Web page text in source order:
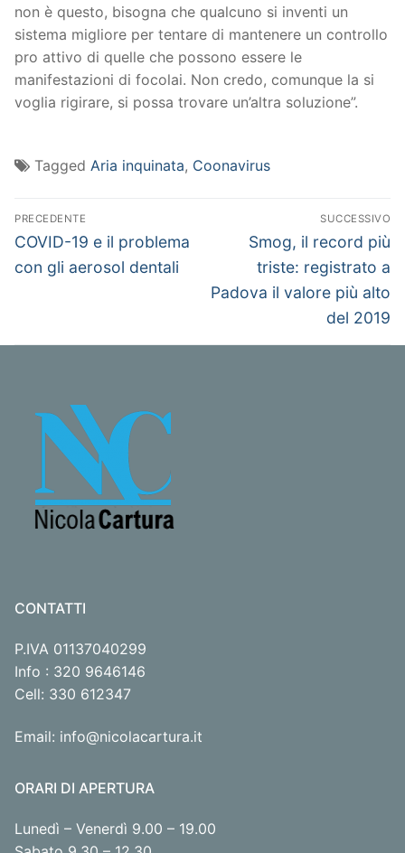
non è questo, bisogna che qualcuno si inventi un
sistema migliore per tentare di mantenere un controllo
pro attivo di quelle che possono essere le
manifestazioni di focolai. Non credo, comunque la si
voglia rigirare, si possa trovare un’altra soluzione”.
Tagged Aria inquinata, Coonavirus
Navigazione
articoli
PRECEDENTE
Articolo
precedente:
COVID-19 e il problema
con gli aerosol dentali
SUCCESSIVO
Articolo
successivo:
Smog, il record più
triste: registrato a
Padova il valore più alto
del 2019
CONTATTI
P.IVA 01137040299
Info : 320 9646146
Cell: 330 612347
Email: info@nicolacartura.it
ORARI DI APERTURA
Lunedì – Venerdì 9.00 – 19.00